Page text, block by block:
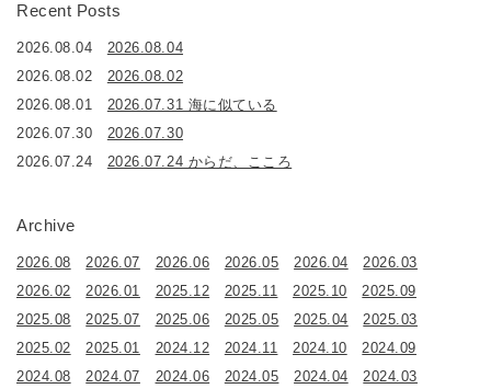
Recent Posts
2026.08.04
2026.08.04
2026.08.02
2026.08.02
2026.08.01
2026.07.31 海に似ている
2026.07.30
2026.07.30
2026.07.24
2026.07.24 からだ、こころ
Archive
2026.08 2026.07 2026.06 2026.05 2026.04
2026.03
2026.02
2026.01 2025.12 2025.11 2025.10
2025.09
2025.08
2025.07 2025.06 2025.05 2025.04
2025.03
2025.02
2025.01 2024.12 2024.11 2024.10
2024.09
2024.08
2024.07 2024.06 2024.05 2024.04
2024.03